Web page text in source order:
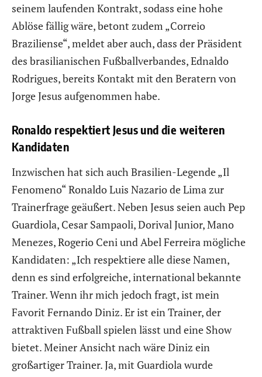
seinem laufenden Kontrakt, sodass eine hohe
Ablöse fällig wäre, betont zudem „Correio
Braziliense“, meldet aber auch, dass der Präsident
des brasilianischen Fußballverbandes, Ednaldo
Rodrigues, bereits Kontakt mit den Beratern von
Jorge Jesus aufgenommen habe.
Ronaldo respektiert Jesus und die weiteren
Kandidaten
Inzwischen hat sich auch Brasilien-Legende „Il
Fenomeno“ Ronaldo Luis Nazario de Lima zur
Trainerfrage geäußert. Neben Jesus seien auch Pep
Guardiola, Cesar Sampaoli, Dorival Junior, Mano
Menezes, Rogerio Ceni und Abel Ferreira mögliche
Kandidaten: „Ich respektiere alle diese Namen,
denn es sind erfolgreiche, international bekannte
Trainer. Wenn ihr mich jedoch fragt, ist mein
Favorit Fernando Diniz. Er ist ein Trainer, der
attraktiven Fußball spielen lässt und eine Show
bietet. Meiner Ansicht nach wäre Diniz ein
großartiger Trainer. Ja, mit Guardiola wurde